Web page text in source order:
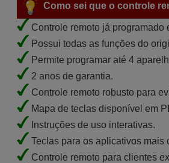
Como sei que o controle
Controle remoto já programado
Possui todas as funções do
Permite programar até 4
2 anos de garantia.
Controle remoto robusto para
Mapa de teclas disponível em
Instruções de uso interativas.
Teclas para os aplicativos mais
Controle remoto para clientes